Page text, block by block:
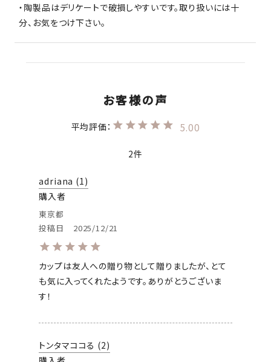
・陶製品はデリケートで破損しやすいです。取り扱いには十
分、お気をつけ下さい。
5.00
2
adriana
1
購入者
東京都
投稿日
2025/12/21
カップは友人への贈り物として贈りましたが、とて
も気に入ってくれたようです。ありがとうございま
す！
トンタマココる
2